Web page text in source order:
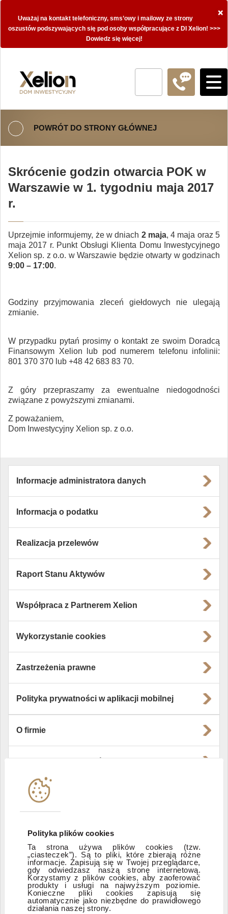
Polityka plików cookies
Ta strona używa plików cookies (tzw.
„ciasteczek”). Są to pliki, które zbierają różne
informacje. Zapisują się w Twojej przeglądarce,
gdy odwiedzasz naszą stronę internetową.
Korzystamy z plików cookies, aby zaoferować
produkty i usługi na najwyższym poziomie.
Konieczne pliki cookies zapisują się
automatycznie jako niezbędne do prawidłowego
działania naszej strony.
×
Uważaj na kontakt telefoniczny, sms’owy i mailowy ze strony
oszustów podszywających się pod osoby współpracujące z DI Xelion! >>>
Dowiedz się więcej!
POWRÓT DO STRONY GŁÓWNEJ
Skrócenie godzin otwarcia POK w
Warszawie w 1. tygodniu maja 2017
r.
Uprzejmie informujemy, że w dniach 2 maja, 4 maja oraz 5
maja 2017 r. Punkt Obsługi Klienta Domu Inwestycyjnego
Xelion sp. z o.o. w Warszawie będzie otwarty w godzinach
9:00 – 17:00.
Godziny przyjmowania zleceń giełdowych nie ulegają
zmianie.
W przypadku pytań prosimy o kontakt ze swoim Doradcą
Finansowym Xelion lub pod numerem telefonu infolinii:
801 370 370 lub +48 42 683 83 70.
Z góry przepraszamy za ewentualne niedogodności
związane z powyższymi zmianami.
Z poważaniem,
Dom Inwestycyjny Xelion sp. z o.o.
Informacje administratora danych
Informacja o podatku
Realizacja przelewów
Raport Stanu Aktywów
Współpraca z Partnerem Xelion
Wykorzystanie cookies
Zastrzeżenia prawne
Polityka prywatności w aplikacji mobilnej
O firmie
Instytucje współpracujące
Zastrzeżenia prawne
ESG